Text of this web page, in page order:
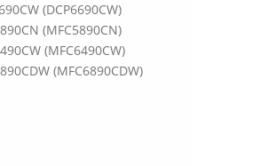
(DCP6690CW)
(MFC5890CN)
(MFC6490CW)
(MFC6890CDW)